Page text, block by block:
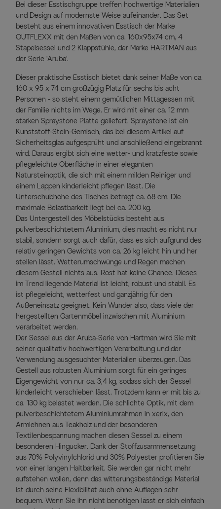
Bei dieser Esstischgruppe treffen hochwertige Materialien
und Design auf modernste Weise aufeinander. Das Set
besteht aus einem innovativen Esstisch der Marke
OUTFLEXX mit den Maßen von ca. 160x95x74 cm, 4
Stapelsessel und 2 Klappstühle, der Marke HARTMAN aus
der Serie 'Aruba'.
Dieser praktische Esstisch bietet dank seiner Maße von ca.
160 x 95 x 74 cm großzügig Platz für sechs bis acht
Personen - so steht einem gemütlichen Mittagessen mit
der Familie nichts im Wege. Er wird mit einer ca. 12 mm
starken Spraystone Platte geliefert. Spraystone ist ein
Kunststoff-Stein-Gemisch, das bei diesem Artikel auf
Sicherheitsglas aufgesprüht und anschließend eingebrannt
wird. Daraus ergibt sich eine wetter- und kratzfeste sowie
pflegeleichte Oberfläche in einer eleganten
Natursteinoptik, die sich mit einem milden Reiniger und
einem Lappen kinderleicht pflegen lässt. Die
Unterschubhöhe des Tisches beträgt ca. 68 cm. Die
maximale Belastbarkeit liegt bei ca. 200 kg.
Das Untergestell des Möbelstücks besteht aus
pulverbeschichtetem Aluminium, dies macht es nicht nur
stabil, sondern sorgt auch dafür, dass es sich aufgrund des
relativ geringen Gewichts von ca. 26 kg leicht hin und her
stellen lässt. Wetterumschwünge und Regen machen
diesem Gestell nichts aus. Rost hat keine Chance. Dieses
im Trend liegende Material ist leicht, robust und stabil. Es
ist pflegeleicht, wetterfest und ganzjährig für den
Außeneinsatz geeignet. Kein Wunder also, dass viele der
hergestellten Gartenmöbel inzwischen mit Aluminium
verarbeitet werden.
Der Sessel aus der Aruba-Serie von Hartman wird Sie mit
seiner qualitativ hochwertigen Verarbeitung und der
Verwendung ausgesuchter Materialien überzeugen. Das
Gestell aus robusten Aluminium sorgt für ein geringes
Eigengewicht von nur ca. 3,4 kg, sodass sich der Sessel
kinderleicht verschieben lässt. Trotzdem kann er mit bis zu
ca. 130 kg belastet werden. Die schlichte Optik, mit dem
pulverbeschichtetem Aluminiumrahmen in xerix, den
Armlehnen aus Teakholz und der besonderen
Textilenbespannung machen diesen Sessel zu einem
besonderen Hingucker. Dank der Stoffzusammensetzung
aus 70% Polyvinylchlorid und 30% Polyester profitieren Sie
von einer langen Haltbarkeit. Sie werden gar nicht mehr
aufstehen wollen, denn das witterungsbeständige Material
ist durch seine Flexibilität auch ohne Auflagen sehr
bequem. Wenn Sie ihn nicht benötigen lässt er sich einfach